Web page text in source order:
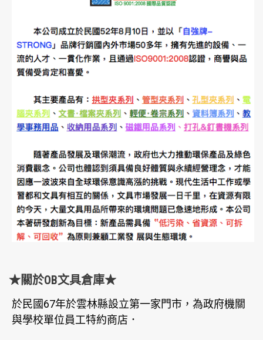
★關於OB文具倉庫★
於民國67年於雲林縣設立第一家門市，為政府機關
與學校單位員工特約商店．